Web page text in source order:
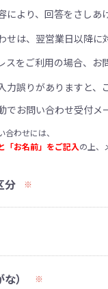
により、回答をさしあ
せは、翌営業日以降に
スをご利用の場合、お
力誤りがありますと、
でお問い合わせ受付メ
わせには、
「お名前」をご記入の上、
分 ※
） ※